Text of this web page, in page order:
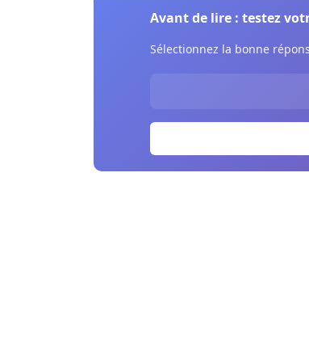
Avant de lire : testez
Sélectionnez la bonne